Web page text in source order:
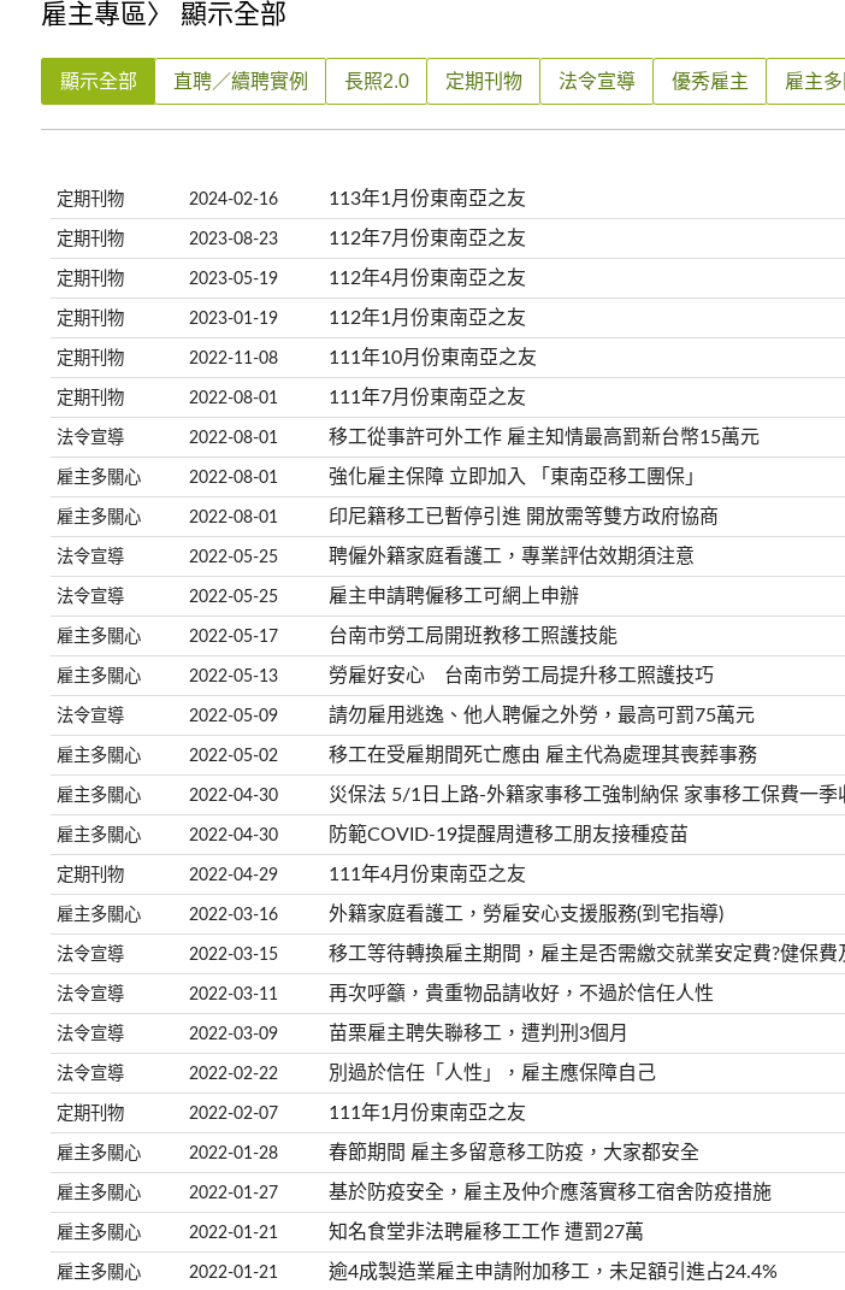
雇主專區〉 顯示全部
顯示全部 直聘／續聘實例 長照2.0 定期刊物 法令宣導 優秀雇主 雇主
定期刊物 2024-02-16 113年1月份東南亞之友
定期刊物 2023-08-23 112年7月份東南亞之友
定期刊物 2023-05-19 112年4月份東南亞之友
定期刊物 2023-01-19 112年1月份東南亞之友
定期刊物 2022-11-08 111年10月份東南亞之友
定期刊物 2022-08-01 111年7月份東南亞之友
法令宣導 2022-08-01 移工從事許可外工作 雇主知情最高罰新台幣15萬元
雇主多關心 2022-08-01 強化雇主保障 立即加入 「東南亞移工團保」
雇主多關心 2022-08-01 印尼籍移工已暫停引進 開放需等雙方政府協商
法令宣導 2022-05-25 聘僱外籍家庭看護工，專業評估效期須注意
法令宣導 2022-05-25 雇主申請聘僱移工可網上申辦
雇主多關心 2022-05-17 台南市勞工局開班教移工照護技能
雇主多關心 2022-05-13 勞雇好安心 台南市勞工局提升移工照護技巧
法令宣導 2022-05-09 請勿雇用逃逸、他人聘僱之外勞，最高可罰75萬元
雇主多關心 2022-05-02 移工在受雇期間死亡應由 雇主代為處理其喪葬事務
雇主多關心 2022-04-30 災保法 5/1日上路-外籍家事移工強制納保 家事移工保費一季
雇主多關心 2022-04-30 防範COVID-19提醒周遭移工朋友接種疫苗
定期刊物 2022-04-29 111年4月份東南亞之友
雇主多關心 2022-03-16 外籍家庭看護工，勞雇安心支援服務(到宅指導)
法令宣導 2022-03-15 移工等待轉換雇主期間，雇主是否需繳交就業安定費?健保費
法令宣導 2022-03-11 再次呼籲，貴重物品請收好，不過於信任人性
法令宣導 2022-03-09 苗栗雇主聘失聯移工，遭判刑3個月
法令宣導 2022-02-22 別過於信任「人性」，雇主應保障自己
定期刊物 2022-02-07 111年1月份東南亞之友
雇主多關心 2022-01-28 春節期間 雇主多留意移工防疫，大家都安全
雇主多關心 2022-01-27 基於防疫安全，雇主及仲介應落實移工宿舍防疫措施
雇主多關心 2022-01-21 知名食堂非法聘雇移工工作 遭罰27萬
雇主多關心 2022-01-21 逾4成製造業雇主申請附加移工，未足額引進占24.4%